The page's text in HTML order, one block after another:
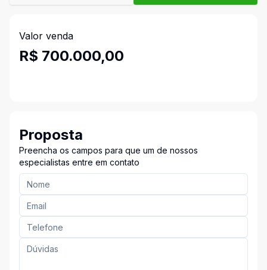
Valor venda
R$ 700.000,00
Proposta
Preencha os campos para que um de nossos
especialistas entre em contato